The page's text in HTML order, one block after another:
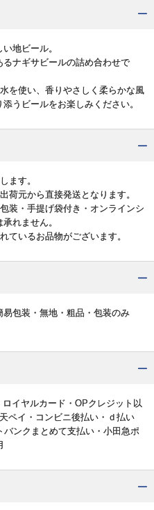
地ビール。
ナギサビールの詰め合わせで
を使い、香りやさしく柔らかな風
うビールをお楽しみください。
ます。
荷元から直接発送となります。
装・手提げ袋付き・オンラインシ
れません。
ているお品物がございます。
包装・無地・粗品・包装のみ
イヤルカード・OPクレジット以
ペイ・コンビニ後払い・ｄ払い
バンクまとめて支払い・小田急ポ